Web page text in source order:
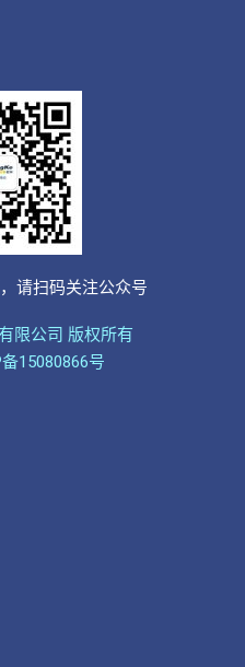
请扫码关注公众号
限公司 版权所有
15080866号